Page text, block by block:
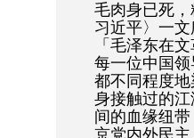
毛肉身已死
习近平〉一文
「毛泽东在
每一位中国
都不同程度
身接触过的
间的血缘纽
京党内外民